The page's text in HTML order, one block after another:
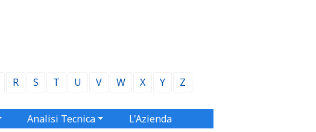
R S T U V W X Y Z
Analisi Tecnica L'Azienda